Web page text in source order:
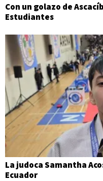
Con un golazo de
Estudiantes
La judoca Samantha
Ecuador